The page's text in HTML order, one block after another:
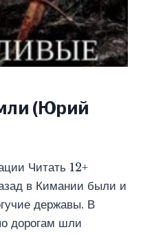
(Юрий
Читать 12+
в Кимании были и
державы. В
дорогам шли